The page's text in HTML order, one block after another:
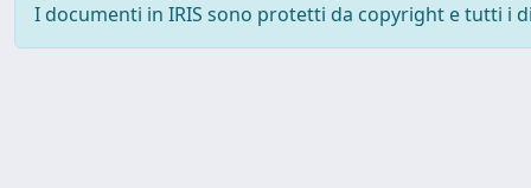
I documenti in IRIS sono protetti da copyright e tutti i